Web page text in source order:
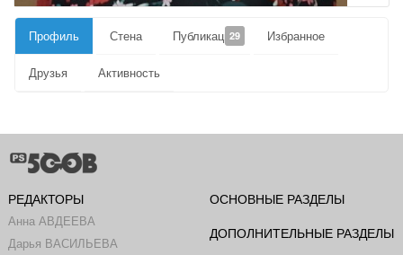
Профиль Стена Публикации29 Избранное
Друзья Активность
РЕДАКТОРЫ
Анна АВДЕЕВА
Дарья ВАСИЛЬЕВА
ОСНОВНЫЕ РАЗДЕЛЫ
ДОПОЛНИТЕЛЬНЫЕ РАЗДЕЛЫ